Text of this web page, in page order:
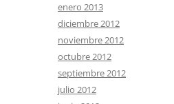
enero 2013
diciembre 2012
noviembre 2012
octubre 2012
septiembre 2012
julio 2012